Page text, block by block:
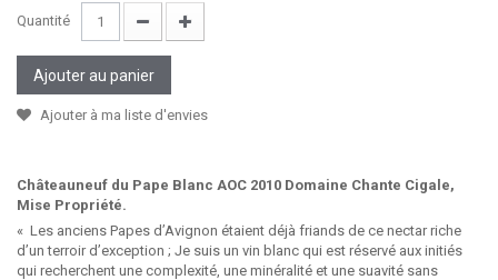
Quantité
Ajouter au panier
Ajouter à ma liste d'envies
Châteauneuf du Pape Blanc AOC 2010 Domaine Chante Cigale,
Mise Propriété.
« Les anciens Papes d’Avignon étaient déjà friands de ce nectar riche
d’un terroir d’exception ; Je suis un vin blanc qui est réservé aux initiés
qui recherchent une complexité, une minéralité et une suavité sans